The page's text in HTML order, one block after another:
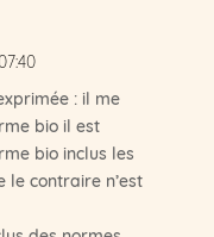
: il me
bio il est
bio inclus les
le contraire n’est